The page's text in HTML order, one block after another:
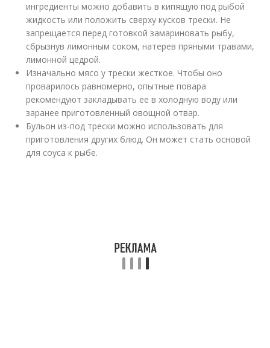
ингредиенты можно добавить в кипящую под рыбой
жидкость или положить сверху кусков трески. Не
запрещается перед готовкой замариновать рыбу,
сбрызнув лимонным соком, натерев пряными травами,
лимонной цедрой.
Изначально мясо у трески жесткое. Чтобы оно
проварилось равномерно, опытные повара
рекомендуют закладывать ее в холодную воду или
заранее приготовленный овощной отвар.
Бульон из-под трески можно использовать для
приготовления других блюд. Он может стать основой
для соуса к рыбе.